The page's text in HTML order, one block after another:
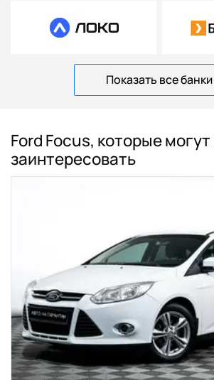
Показать все банки
Ford Focus, которые могут
заинтересовать